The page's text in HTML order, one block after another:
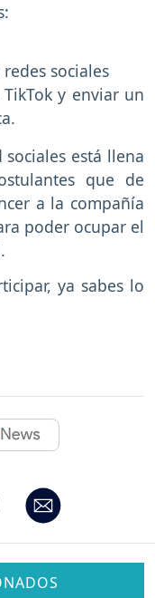
sociales
y enviar un
está llena
que de
a la compañía
poder ocupar el
ya sabes lo